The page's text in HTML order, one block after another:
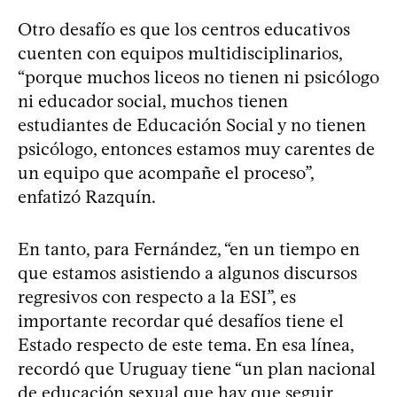
Otro desafío es que los centros educativos
cuenten con equipos multidisciplinarios,
“porque muchos liceos no tienen ni psicólogo
ni educador social, muchos tienen
estudiantes de Educación Social y no tienen
psicólogo, entonces estamos muy carentes de
un equipo que acompañe el proceso”,
enfatizó Razquín.
En tanto, para Fernández, “en un tiempo en
que estamos asistiendo a algunos discursos
regresivos con respecto a la ESI”, es
importante recordar qué desafíos tiene el
Estado respecto de este tema. En esa línea,
recordó que Uruguay tiene “un plan nacional
de educación sexual que hay que seguir